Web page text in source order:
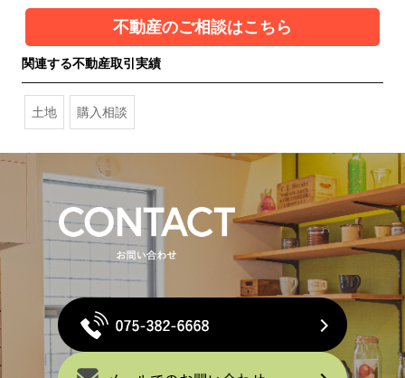
不動産のご相談はこちら
関連する不動産取引実績
土地 購入相談